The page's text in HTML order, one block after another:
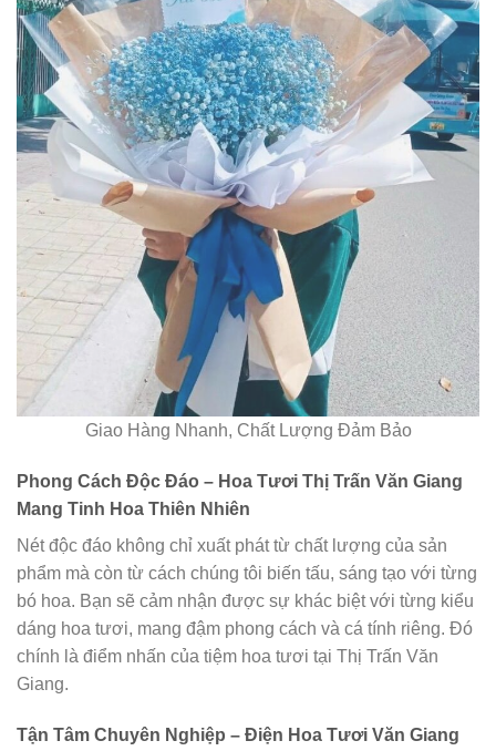
Giao Hàng Nhanh, Chất Lượng Đảm Bảo
Phong Cách Độc Đáo – Hoa Tươi Thị Trấn Văn Giang
Mang Tinh Hoa Thiên Nhiên
Nét độc đáo không chỉ xuất phát từ chất lượng của sản
phẩm mà còn từ cách chúng tôi biến tấu, sáng tạo với từng
bó hoa. Bạn sẽ cảm nhận được sự khác biệt với từng kiểu
dáng hoa tươi, mang đậm phong cách và cá tính riêng. Đó
chính là điểm nhấn của tiệm hoa tươi tại Thị Trấn Văn
Giang.
Tận Tâm Chuyên Nghiệp – Điện Hoa Tươi Văn Giang